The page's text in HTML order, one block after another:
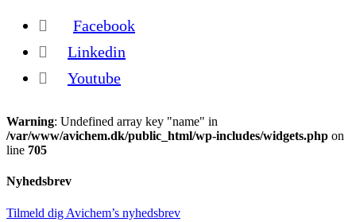
Facebook
Linkedin
Youtube
Warning: Undefined array key "name" in
/var/www/avichem.dk/public_html/wp-includes/widgets.php on
line 705
Nyhedsbrev
Tilmeld dig Avichem’s nyhedsbrev